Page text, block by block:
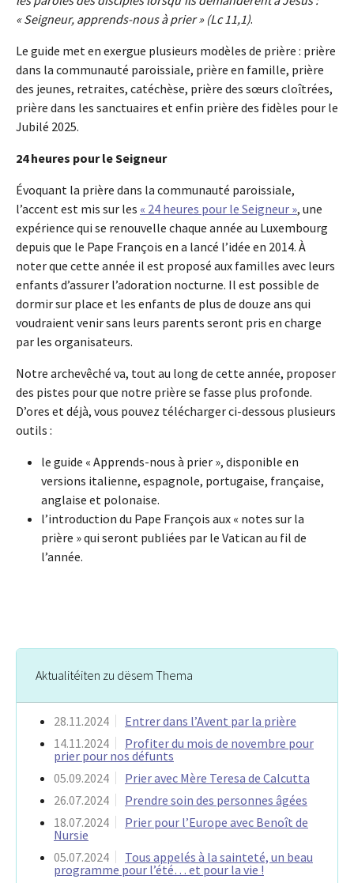
« Seigneur, apprends-nous à prier » (Lc 11,1).
Le guide met en exergue plusieurs modèles de prière : prière
dans la communauté paroissiale, prière en famille, prière
des jeunes, retraites, catéchèse, prière des sœurs cloîtrées,
prière dans les sanctuaires et enfin prière des fidèles pour le
Jubilé 2025.
24 heures pour le Seigneur
Évoquant la prière dans la communauté paroissiale,
l’accent est mis sur les « 24 heures pour le Seigneur », une
expérience qui se renouvelle chaque année au Luxembourg
depuis que le Pape François en a lancé l’idée en 2014. À
noter que cette année il est proposé aux familles avec leurs
enfants d’assurer l’adoration nocturne. Il est possible de
dormir sur place et les enfants de plus de douze ans qui
voudraient venir sans leurs parents seront pris en charge
par les organisateurs.
Notre archevêché va, tout au long de cette année, proposer
des pistes pour que notre prière se fasse plus profonde.
D’ores et déjà, vous pouvez télécharger ci-dessous plusieurs
outils :
le guide « Apprends-nous à prier », disponible en
versions italienne, espagnole, portugaise, française,
anglaise et polonaise.
l’introduction du Pape François aux « notes sur la
prière » qui seront publiées par le Vatican au fil de
l’année.
Aktualitéiten zu dësem Thema
28.11.2024
Entrer dans l’Avent par la prière
14.11.2024
Profiter du mois de novembre pour
prier pour nos défunts
05.09.2024
Prier avec Mère Teresa de Calcutta
26.07.2024
Prendre soin des personnes âgées
18.07.2024
Prier pour l’Europe avec Benoît de
Nursie
05.07.2024
Tous appelés à la sainteté, un beau
programme pour l’été… et pour la vie !